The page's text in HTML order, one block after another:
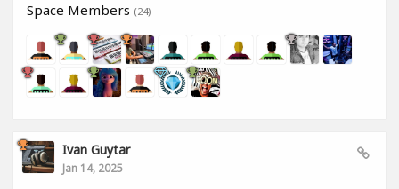
Space Members (24)
Ivan Guytar
Jan 14, 2025